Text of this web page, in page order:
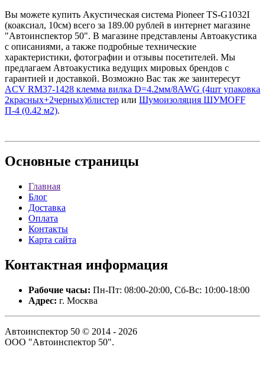
Вы можете купить Акустическая система Pioneer TS-G1032I
(коаксиал, 10см) всего за 189.00 рублей в интернет магазине
"Автоинспектор 50". В магазине представлены Автоакустика
с описаниями, а также подробные технические
характеристики, фотографии и отзывы посетителей. Мы
предлагаем Автоакустика ведущих мировых брендов с
гарантией и доставкой. Возможно Вас так же заинтересут
ACV RM37-1428 клемма вилка D=4.2мм/8AWG (4шт упаковка
2красных+2черных)блистер или Шумоизоляция ШУМОFF
П-4 (0.42 м2).
Основные страницы
Главная
Блог
Доставка
Оплата
Контакты
Карта сайта
Контактная информация
Рабочие часы: Пн-Пт: 08:00-20:00, Сб-Вс: 10:00-18:00
Адрес: г. Москва
Автоинспектор 50 © 2014 - 2026
ООО "Автоинспектор 50".